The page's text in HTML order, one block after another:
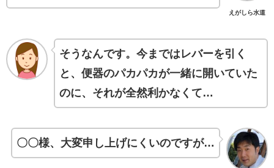
えがしら水道
そうなんです。今まではレバーを引く
と、便器のパカパカが一緒に開いていた
のに、それが全然利かなくて…
〇〇様、大変申し上げにくいのですが…